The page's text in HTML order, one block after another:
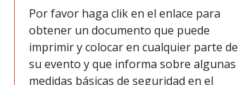
Por favor haga clik en el enlace para
obtener un documento que puede
imprimir y colocar en cualquier parte de
su evento y que informa sobre algunas
medidas básicas de seguridad en el